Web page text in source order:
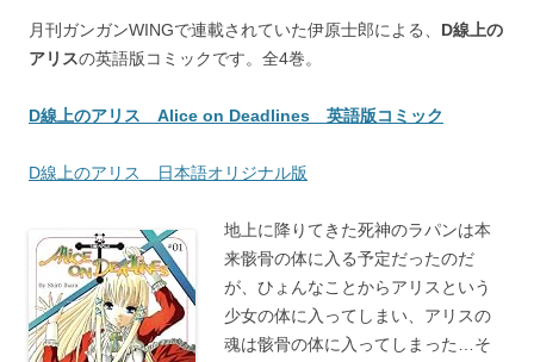
月刊ガンガンWINGで連載されていた伊原士郎による、 D線上の
アリスの英語版コミックです。全4巻。
D線上のアリス Alice on Deadlines 英語版コミック
D線上のアリス 日本語オリジナル版
地上に降りてきた死神のラパンは本
来骸骨の体に入る予定だったのだ
が、ひょんなことからアリスという
少女の体に入ってしまい、アリスの
魂は骸骨の体に入ってしまった…そ